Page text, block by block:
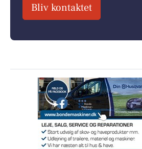
Bliv kontaktet